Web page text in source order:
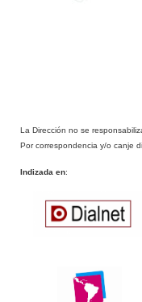
La Dirección no se
Por correspondencia y/o canje
Indizada en: